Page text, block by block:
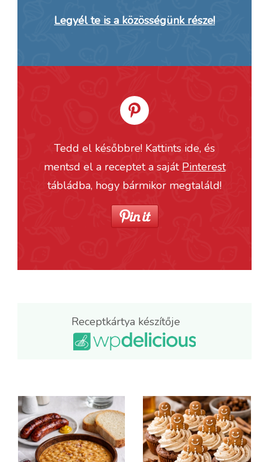
Legyél te is a közösségünk része!
Tedd el későbbre! Kattints ide, és
mentsd el a receptet a saját Pinterest
tábládba, hogy bármikor megtaláld!
Receptkártya készítője